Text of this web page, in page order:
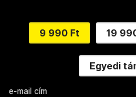
9 990 Ft 19
Egyedi
e-mail cím